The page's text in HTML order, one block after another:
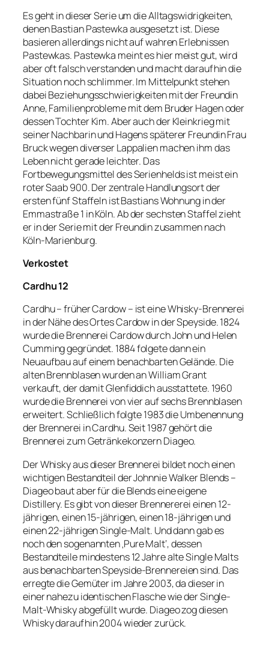
Es geht in dieser Serie um die Alltagswidrigkeiten,
denen BastianPastewkaausgesetzt ist. Diese
basieren allerdings nicht auf wahren Erlebnissen
Pastewkas. Pastewka meint es hier meist gut, wird
aber oft falsch verstanden und macht daraufhin die
Situation noch schlimmer. Im Mittelpunkt stehen
dabei Beziehungsschwierigkeiten mit der Freundin
Anne, Familienprobleme mit dem Bruder Hagen oder
dessen Tochter Kim. Aber auch der Kleinkrieg mit
seiner Nachbarin und Hagens späterer Freundin Frau
Bruckwegen diverser Lappalien machen ihm das
Leben nicht gerade leichter. Das
Fortbewegungsmittel des Serienhelds ist meist ein
roter Saab 900. Der zentrale Handlungsort der
ersten fünf Staffeln ist Bastians Wohnung in der
Emmastraße1 in Köln. Ab der sechsten Staffel zieht
er in der Serie mit der Freundin zusammen nach
Köln-Marienburg.
Verkostet
Cardhu 12
Cardhu–früherCardow– ist eine Whisky-Brennerei
in der Nähe des OrtesCardowin derSpeyside.1824
wurde die BrennereiCardowdurch John undHelen
Cumminggegründet. 1884folgetedann ein
Neuaufbau auf einem benachbarten Gelände. Die
alten Brennblasen wurden an WilliamGrant
verkauft, der damitGlenfiddichausstattete. 1960
wurde die Brennerei von vier auf sechs Brennblasen
erweitert. Schließlich folgte 1983 die Umbenennung
der Brennerei inCardhu.Seit 1987 gehört die
Brennerei zum GetränkekonzernDiageo.
Der Whisky aus dieser Brennerei bildet noch einen
wichtigen Bestandteil derJohnnieWalkerBlends–
Diageobaut aber für dieBlendseine eigene
Distillery. Es gibt von dieserBrennerereieinen 12-
jährigen, einen 15-jährigen, einen 18-jährigen und
einen 22-jährigen Single-Malt. Und dann gab es
noch den sogenannten Pure Malt‘, dessen
Bestandteile mindestens 12 Jahre alteSingle Malts
aus benachbartenSpeyside-Brennereiensind. Das
erregte die Gemüter im Jahre 2003, da dieser in
einer nahezu identischen Flasche wie der Single-
Malt-Whisky abgefüllt wurde. Diageozog diesen
Whisky daraufhin 2004 wieder zurück.